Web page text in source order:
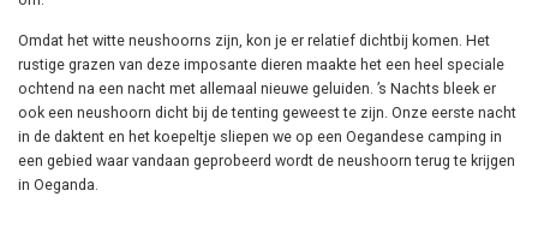
Omdat het witte neushoorns zijn, kon je er relatief dichtbij komen. Het
rustige grazen van deze imposante dieren maakte het een heel speciale
ochtend na een nacht met allemaal nieuwe geluiden. ’s Nachts bleek er
ook een neushoorn dicht bij de tenting geweest te zijn. Onze eerste nacht
in de daktent en het koepeltje sliepen we op een Oegandese camping in
een gebied waar vandaan geprobeerd wordt de neushoorn terug te krijgen
in Oeganda.